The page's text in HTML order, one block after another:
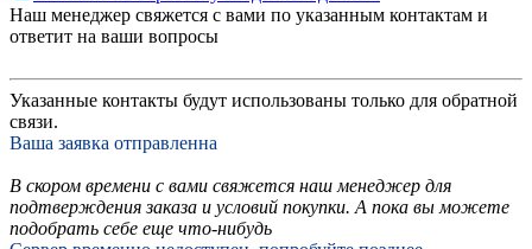
Наш менеджер свяжется с вами по указанным контактам и
ответит на ваши вопросы
Указанные контакты будут использованы только для обратной
связи.
Ваша заявка отправленна
В скором времени с вами свяжется наш менеджер для
подтверждения заказа и условий покупки. А пока вы можете
подобрать себе еще что-нибудь